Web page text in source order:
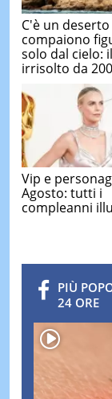
C'è un
compaiono
solo dal cielo:
irrisolto da
Vip e
Agosto: tutti i
compleanni
PIÙ
24 ORE